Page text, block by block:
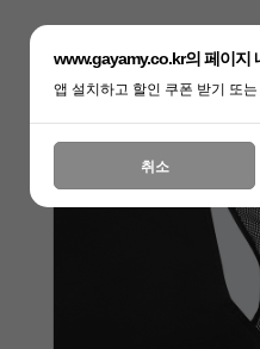
www.gayamy.co.kr의 페이지
앱 설치하고 할인 쿠폰 받기 또
취소